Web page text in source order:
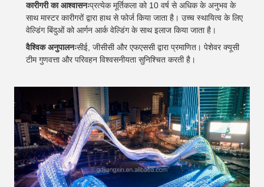
कारीगरी का आश्वासनःप्रत्येक मूर्तिकला को 10 वर्ष से अधिक के अनुभव के
साथ मास्टर कारीगरों द्वारा हाथ से फोर्ज किया जाता है। उच्च स्थायित्व के लिए
वेल्डिंग बिंदुओं को आर्गन आर्क वेल्डिंग के साथ इलाज किया जाता है।
वैश्विक अनुपालनःसीई, जीसीसी और एफएससी द्वारा प्रमाणित। पेशेवर क्यूसी
टीम गुणवत्ता और परिवहन विश्वसनीयता सुनिश्चित करती है।